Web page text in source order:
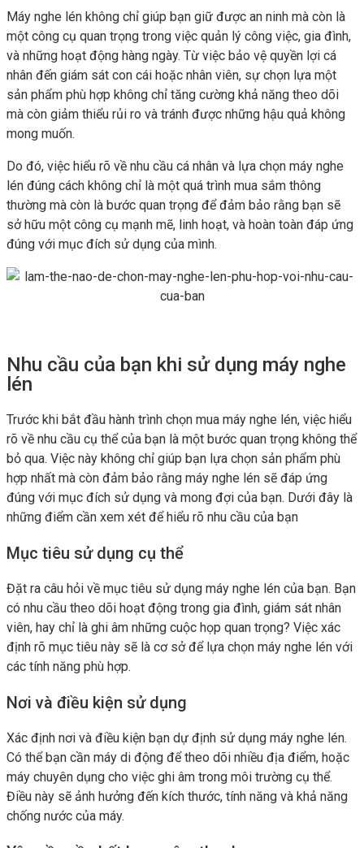
Máy nghe lén không chỉ giúp bạn giữ được an ninh mà còn là
một công cụ quan trọng trong việc quản lý công việc, gia đình,
và những hoạt động hàng ngày. Từ việc bảo vệ quyền lợi cá
nhân đến giám sát con cái hoặc nhân viên, sự chọn lựa một
sản phẩm phù hợp không chỉ tăng cường khả năng theo dõi
mà còn giảm thiểu rủi ro và tránh được những hậu quả không
mong muốn.
Do đó, việc hiểu rõ về nhu cầu cá nhân và lựa chọn máy nghe
lén đúng cách không chỉ là một quá trình mua sắm thông
thường mà còn là bước quan trọng để đảm bảo rằng bạn sẽ
sở hữu một công cụ mạnh mẽ, linh hoạt, và hoàn toàn đáp ứng
đúng với mục đích sử dụng của mình.
Nhu cầu của bạn khi sử dụng máy nghe
lén
Trước khi bắt đầu hành trình chọn mua máy nghe lén, việc hiểu
rõ về nhu cầu cụ thể của bạn là một bước quan trọng không thể
bỏ qua. Việc này không chỉ giúp bạn lựa chọn sản phẩm phù
hợp nhất mà còn đảm bảo rằng máy nghe lén sẽ đáp ứng
đúng với mục đích sử dụng và mong đợi của bạn. Dưới đây là
những điểm cần xem xét để hiểu rõ nhu cầu của bạn
Mục tiêu sử dụng cụ thể
Đặt ra câu hỏi về mục tiêu sử dụng máy nghe lén của bạn. Bạn
có nhu cầu theo dõi hoạt động trong gia đình, giám sát nhân
viên, hay chỉ là ghi âm những cuộc họp quan trọng? Việc xác
định rõ mục tiêu này sẽ là cơ sở để lựa chọn máy nghe lén với
các tính năng phù hợp.
Nơi và điều kiện sử dụng
Xác định nơi và điều kiện bạn dự định sử dụng máy nghe lén.
Có thể bạn cần máy di động để theo dõi nhiều địa điểm, hoặc
máy chuyên dụng cho việc ghi âm trong môi trường cụ thể.
Điều này sẽ ảnh hưởng đến kích thước, tính năng và khả năng
chống nước của máy.